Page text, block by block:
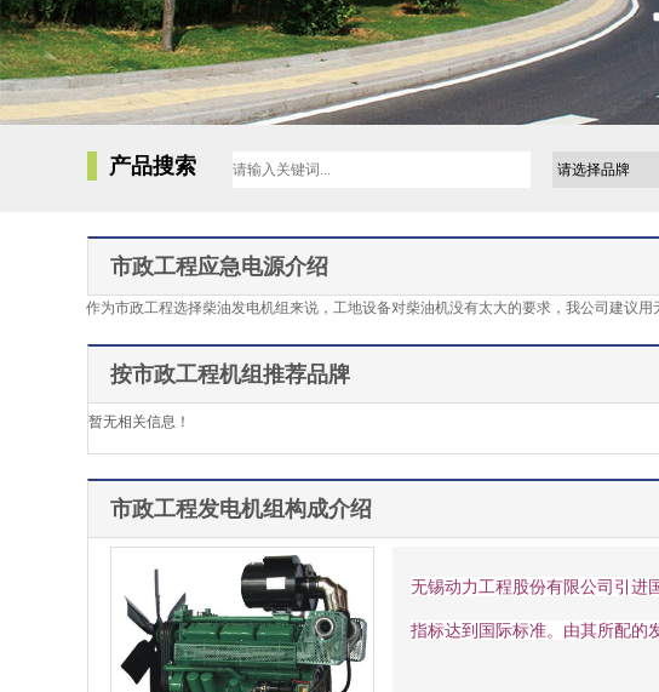
产品搜索
市政工程应急电源介绍
作为市政工程选择柴油发电机组来说，工地设备对柴油机没有太大的要求，我公司建议
按市政工程机组推荐品牌
暂无相关信息！
市政工程发电机组构成介绍
无锡动力工程股份有限公司引进
指标达到国际标准。由其所配的